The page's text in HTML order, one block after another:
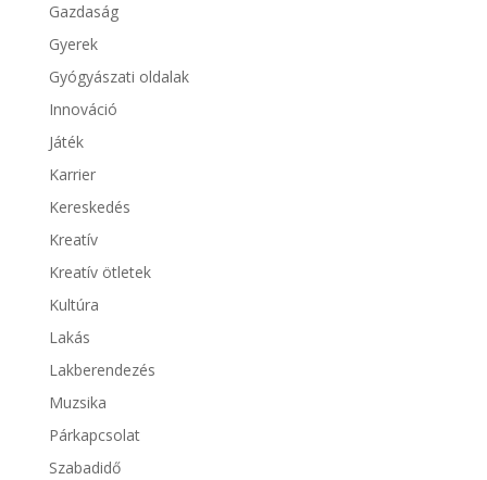
Gazdaság
Gyerek
Gyógyászati oldalak
Innováció
Játék
Karrier
Kereskedés
Kreatív
Kreatív ötletek
Kultúra
Lakás
Lakberendezés
Muzsika
Párkapcsolat
Szabadidő